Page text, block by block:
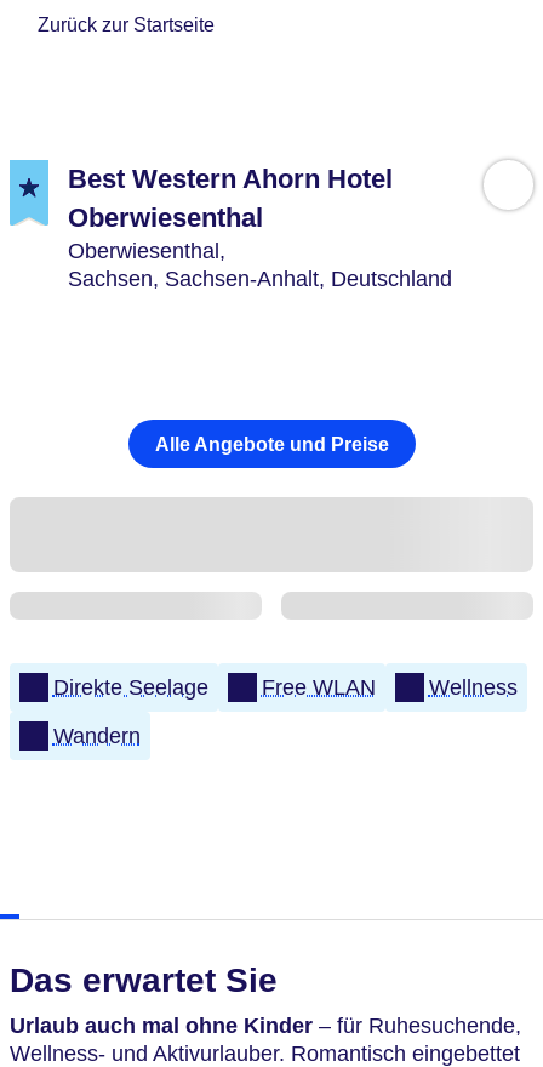
Zurück zur Startseite
Best Western Ahorn Hotel
Oberwiesenthal
Oberwiesenthal,
Sachsen, Sachsen-Anhalt, Deutschland
Alle Angebote und Preise
Direkte Seelage Free WLAN
Wellness
Wandern
Das erwartet Sie
Urlaub auch mal ohne Kinder – für Ruhesuchende,
Wellness- und Aktivurlauber. Romantisch eingebettet